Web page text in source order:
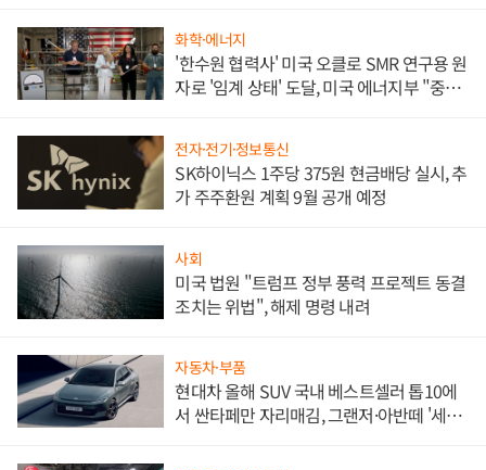
화학·에너지
'한수원 협력사' 미국 오클로 SMR 연구용 원
자로 '임계 상태' 도달, 미국 에너지부 "중요
전자·전기·정보통신
SK하이닉스 1주당 375원 현금배당 실시, 추
가 주주환원 계획 9월 공개 예정
사회
미국 법원 "트럼프 정부 풍력 프로젝트 동결
조치는 위법", 해제 명령 내려
자동차·부품
현대차 올해 SUV 국내 베스트셀러 톱10에
서 싼타페만 자리매김, 그랜저·아반떼 '세단